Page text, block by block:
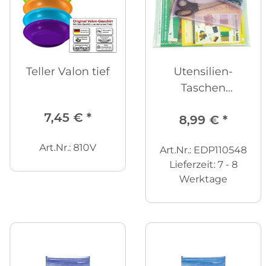
Teller Valon tief
7,45 € *
Art.Nr.: 810V
Utensilien-
Taschen
Set
8,99 € *
Art.Nr.: EDP110548
Lieferzeit: 7 - 8
Werktage